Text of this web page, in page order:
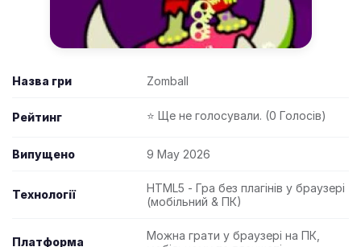
Назва гри Zomball
Рейтинг ⭐ Ще не голосували. (0 Голосів)
Випущено 9 May 2026
Технології
HTML5 - Гра без плагінів у браузері
(мобільний & ПК)
Платформа
Можна грати у браузері на ПК,